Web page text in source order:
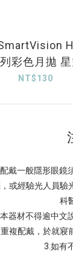
彩色月拋 星
1片裝
NT$130
戴一般隱形眼鏡
或經驗光人員驗
科
器材不得逾中文
重複配戴，於就寢
3.如有